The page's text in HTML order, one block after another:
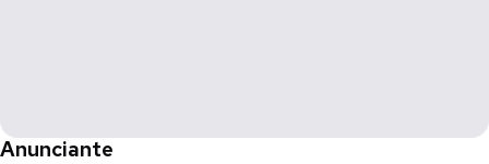
Anunciante